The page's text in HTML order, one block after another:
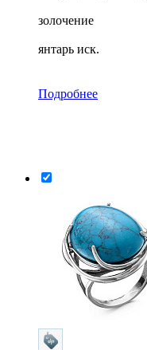
золочение
янтарь иск.
Подробнее